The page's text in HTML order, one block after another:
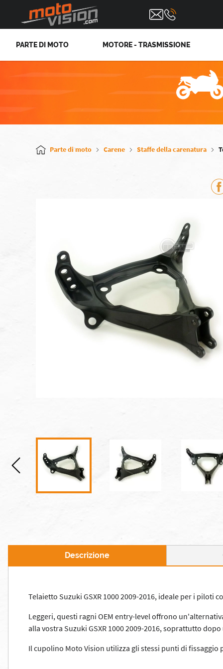
PARTE DI MOTO MOTORE - TRASMISSIONE
Parte di moto Carene Staffe della carenatura
Descrizione
Telaietto Suzuki GSXR 1000 2009-2016, ideale per i piloti
Leggeri, questi ragni OEM entry-level offrono
alla vostra Suzuki GSXR 1000 2009-2016, soprattutto
Il cupolino Moto Vision utilizza gli stessi punti di